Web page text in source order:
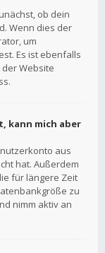
ob dein
Wenn dies der
um
Es ist ebenfalls
Website
kann mich aber
aus
hat. Außerdem
für längere Zeit
zu
nimm aktiv an